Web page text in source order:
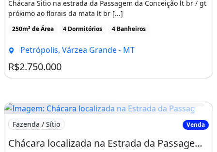
Chácara Sitio na estrada da Passagem da Conceição lt br / gt
próximo ao florais da mata lt br [...]
250m² de Área 4 Dormitórios 4 Banheiros
Petrópolis, Várzea Grande - MT
R$2.750.000
Imagem: Chácara localizada na Estrada da Passagem
Fazenda / Sítio Venda
Chácara localizada na Estrada da Passagem da Conceição